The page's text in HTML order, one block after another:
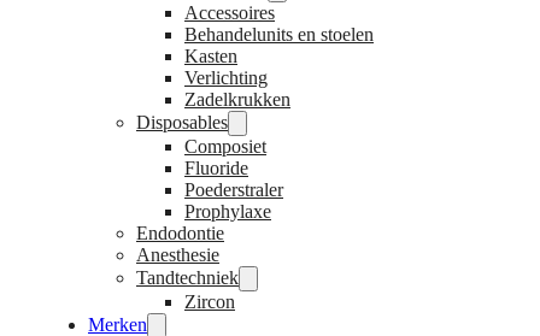
Accessoires
Behandelunits en stoelen
Kasten
Verlichting
Zadelkrukken
Disposables
Composiet
Fluoride
Poederstraler
Prophylaxe
Endodontie
Anesthesie
Tandtechniek
Zircon
Merken